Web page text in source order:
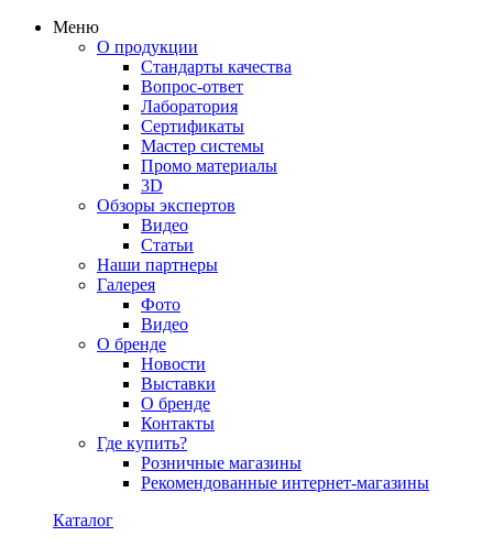
Меню
О продукции
Стандарты качества
Вопрос-ответ
Лаборатория
Сертификаты
Мастер системы
Промо материалы
3D
Обзоры экспертов
Видео
Статьи
Наши партнеры
Галерея
Фото
Видео
О бренде
Новости
Выставки
О бренде
Контакты
Где купить?
Розничные магазины
Рекомендованные интернет-магазины
Каталог